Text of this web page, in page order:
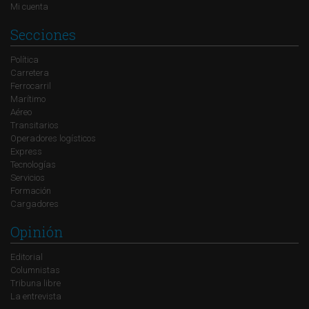
Mi cuenta
Secciones
Política
Carretera
Ferrocarril
Marítimo
Aéreo
Transitarios
Operadores logísticos
Express
Tecnologías
Servicios
Formación
Cargadores
Opinión
Editorial
Columnistas
Tribuna libre
La entrevista